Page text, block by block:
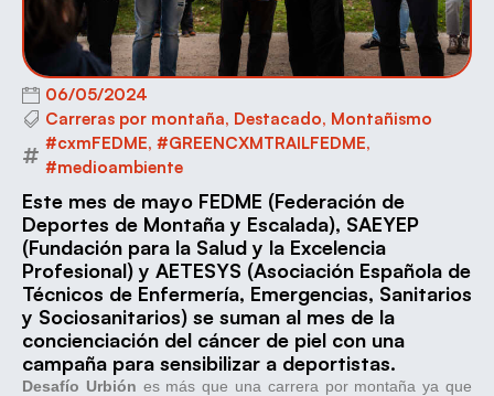
06/05/2024
Carreras por montaña, Destacado, Montañismo
#cxmFEDME, #GREENCXMTRAILFEDME,
#medioambiente
Este mes de mayo FEDME (Federación de
Deportes de Montaña y Escalada), SAEYEP
(Fundación para la Salud y la Excelencia
Profesional) y AETESYS (Asociación Española de
Técnicos de Enfermería, Emergencias, Sanitarios
y Sociosanitarios) se suman al mes de la
concienciación del cáncer de piel con una
campaña para sensibilizar a deportistas.
Desafío Urbión es más que una carrera por montaña ya que